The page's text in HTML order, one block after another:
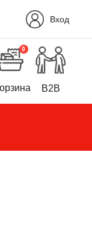
Вход
0
B2B